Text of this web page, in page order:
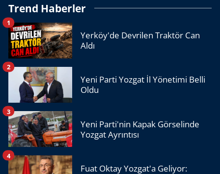
Trend Haberler
Yerköy'de Devrilen Traktör Can
Aldı
1
Yeni Parti Yozgat İl Yönetimi Belli
Oldu
2
Yeni Parti'nin Kapak Görselinde
Yozgat Ayrıntısı
3
Fuat Oktay Yozgat'a Geliyor:
4